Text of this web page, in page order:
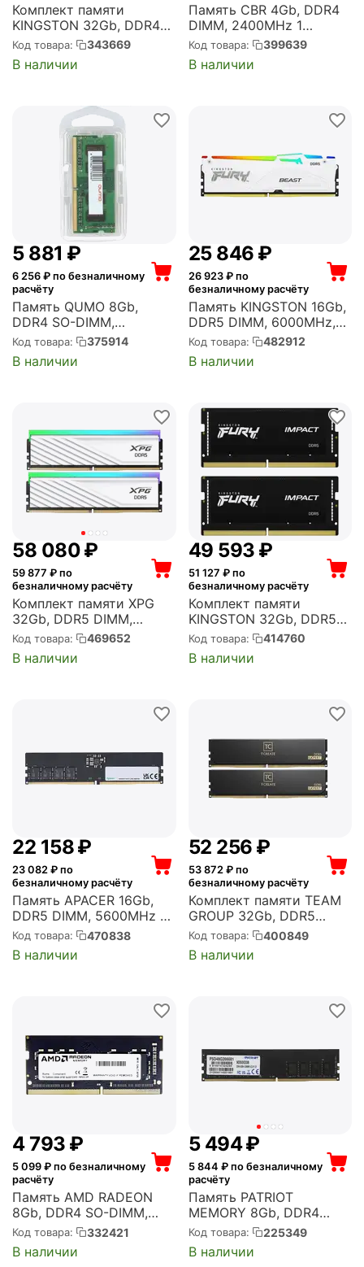
Комплект памяти
KINGSTON 32Gb, DDR4
DIMM, 3200MHz, FURY
Beast Black 2 модуля,
25600 Мб/с, CL16, 1.35 В,
KIT (KF432C16BB1K2/32)
Код товара: 343669
В наличии
Память CBR 4Gb, DDR4
DIMM, 2400MHz 1
модуль, 19200 Мб/с,
CL17, 1.2 В (CD4-
US04G24M17-00S)
Код товара: 399639
В наличии
5 881 ₽
6 256 ₽ по безналичному
расчёту
Память QUMO 8Gb,
DDR4 SO-DIMM,
3200MHz, OEM/RTL 1
модуль, 25600 Мб/с,
CL22, 1.2 В (QUM4S-
Код товара: 375914
В наличии
25 846 ₽
26 923₽ по
безналичному расчёту
Память KINGSTON 16Gb,
DDR5 DIMM, 6000MHz,
FURY Beast White RGB 1
модуль, 48000 Мб/с,
CL36, 1.35 В, EXPO, XMP,
Код товара: 482912
В наличии
58 080₽
59 877 ₽ по
безналичному расчёту
Комплект памяти XPG
32Gb, DDR5 DIMM,
6000MHz, Lancer Blade
RGB White 2 модуля,
48000 Мб/с, CL30, 1.35 В,
Код товара: 469652
В наличии
49 593 ₽
51 127 ₽ по
безналичному расчёту
Комплект памяти
KINGSTON 32Gb, DDR5
SO-DIMM, 4800MHz,
FURY Impact 2 модуля,
38400 Мб/с, CL38, 1.1 В,
Код товара: 414760
В наличии
22 158₽
23 082 ₽ по
безналичному расчёту
Память APACER 16Gb,
DDR5 DIMM, 5600MHz 1
модуль, 38400 Мб/с,
CL40, 1.25 В
(AU16GHB56CVBBGH/FL.1
Код товара: 470838
В наличии
52 256 ₽
53 872₽ по
безналичному расчёту
Комплект памяти TEAM
GROUP 32Gb, DDR5
DIMM, 6000MHz, T-
Create Expert Black 2
модуля, 48000 Мб/с,
(CTCED532G6000HC38A
Код товара: 400849
В наличии
4 793 ₽
5 099 ₽ по безналичному
расчёту
Память AMD RADEON
8Gb, DDR4 SO-DIMM,
3200MHz, R9 Gamer
Series 1 модуль, 25600
Мб/с, CL22, 1.2 В
Код товара: 332421
В наличии
5 494₽
5 844 ₽ по безналичному
расчёту
Память PATRIOT
MEMORY 8Gb, DDR4
DIMM, 2666MHz,
Signature Line 1 модуль,
21300 Мб/с, CL19, 1.2 В
Код товара: 225349
В наличии